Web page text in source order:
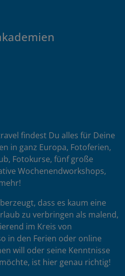
findest Du alles für Deine
in ganz Europa, Fotoferien,
Fotokurse, fünf große
Wochenendworkshops,
dass es kaum eine
zu verbringen als malend,
im Kreis von
in den Ferien oder online
will oder seine Kenntnisse
ist hier genau richtig!